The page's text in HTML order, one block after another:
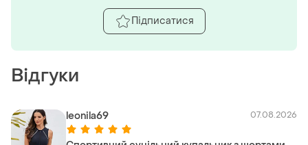
Відгуки
leonila69 07.08.2026
Підписатися